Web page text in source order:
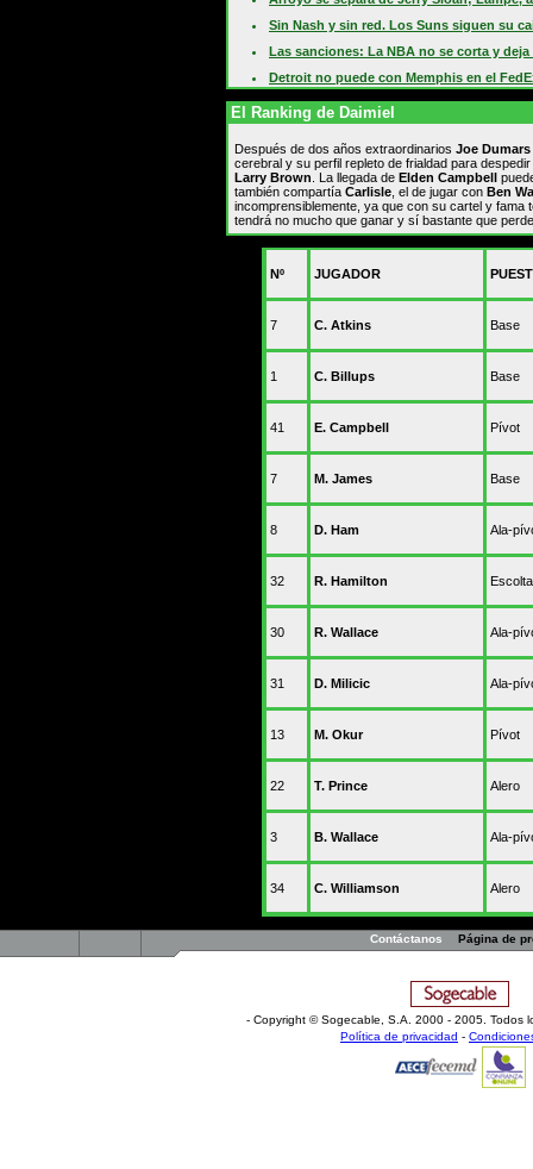
Sin Nash y sin red. Los Suns siguen su
Las sanciones: La NBA no se corta y
Detroit no puede con Memphis en el
Ahora, cuentas ante la ley. Cinco Pacers
pelea de Detroit
Indefinidos. La NBA sanciona sin jugar a
que se les imponga castigo
La primera final. Duncan avisa a los
¿Vuelven? Los Pistons empiezan a
Houston
Lamentable e irrepetible. Los Pacers se
Rasheed Wallace seguirá en los Pistons
El Ranking de Daimiel
Después de dos años extraordinarios Joe Dumars
cerebral y su perfil repleto de frialdad para
Larry Brown . La llegada de Elden Campbell
también compartía Carlisle , el de jugar con Ben
incomprensiblemente, ya que con su cartel y fama
tendrá no mucho que ganar y sí bastante que
Nº JUGADOR
7 C. Atkins Base
1 C. Billups Base
41 E. Campbell Pívot
7 M. James Base
8 D. Ham Ala-
32 R. Hamilton Escolta
30 R. Wallace Ala-
31 D. Milicic Ala-
13 M. Okur Pívot
22 T. Prince Alero
3 B. Wallace Ala-
34 C. Williamson Alero
Contáctanos Página de
- Copyright © Sogecable, S.A
2000 - 2005. Todos
Política de privacidad -